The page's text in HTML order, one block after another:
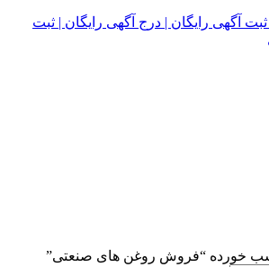
خورده “فروش روغن های صنعتی”